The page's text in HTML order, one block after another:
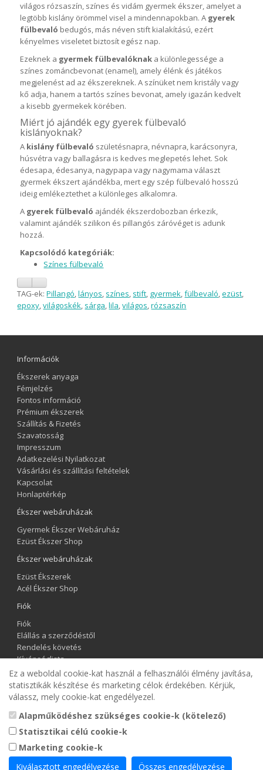
világos rózsaszín, színes és vidám gyermek ékszer, amelyet a
legtöbb kislány örömmel visel a mindennapokban. A gyerek
fülbevaló bedugós, más néven stift kialakítású, ezért
kényelmes viseletet biztosít egész nap.
Ezeknek a gyermek fülbevalóknak a különlegessége a
színes zománcbevonat (enamel), amely élénk és játékos
megjelenést ad az ékszereknek. A színüket nem kristály vagy
kő adja, hanem a tartós színes bevonat, amely igazán kedvelt
a kisebb gyermekek körében.
Miért jó ajándék egy gyerek fülbevaló
kislányoknak?
A kislány fülbevaló születésnapra, névnapra, karácsonyra,
húsvétra vagy ballagásra is kedves meglepetés lehet. Sok
édesapa, édesanya, nagypapa vagy nagymama választ
gyermek ékszert ajándékba, mert egy szép fülbevaló hosszú
ideig emlékeztethet a különleges alkalomra.
A gyerek fülbevaló ajándék ékszerdobozban érkezik,
valamint ajándék szilikon és pillangós záróvéget is adunk
hozzá.
Kapcsolódó kategóriák:
Színes fülbevaló
TAG-ek:Pillangó,lányos, színes, stift, gyermek,fülbevaló,ezüst,
epoxy,világoskék, sárga,lila,világos,rózsaszín
Információk
Ékszerek anyaga
Fémjelzés
Fontos információ
Prémium ékszerek
Szállítás & Fizetés
Szavatosság
Impresszum
Adatkezelési Nyilatkozat
Vásárlási és szállítási feltételek
Kapcsolat
Honlaptérkép
Ékszer webáruházak
Gyermek Ékszer Webáruház
Ezüst Ékszer Shop
Ékszer webáruházak
Ezüst Ékszerek
Acél Ékszer Shop
Fiók
Fiók
Elállás a szerződéstől
Rendelés követés
Kívánságlista
Hírlevél
Gyermek Ékszer Shop
Ez a weboldal cookie-kat használ a felhasználói élmény javítása,
statisztikák készítése és marketing célok érdekében. Kérjük,
válassz, mely cookie-kat engedélyezel.
Alapműködéshez szükséges cookie-k (kötelező)
Statisztikai célú cookie-k
Marketing cookie-k
Kiválasztott engedélyezése
Összes engedélyezése